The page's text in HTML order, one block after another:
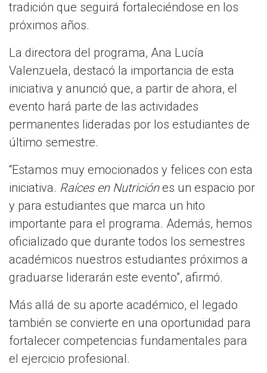
tradición que seguirá fortaleciéndose en los
próximos años.
La directora del programa, Ana Lucía
Valenzuela, destacó la importancia de esta
iniciativa y anunció que, a partir de ahora, el
evento hará parte de las actividades
permanentes lideradas por los estudiantes de
último semestre.
“Estamos muy emocionados y felices con esta
iniciativa. Raíces en Nutriciónes un espacio por
y para estudiantes que marca un hito
importante para el programa. Además, hemos
oficializado que durante todos los semestres
académicos nuestros estudiantes próximos a
graduarse liderarán este evento”, afirmó.
Más allá de su aporte académico, el legado
también se convierte en una oportunidad para
fortalecer competencias fundamentales para
el ejercicio profesional.